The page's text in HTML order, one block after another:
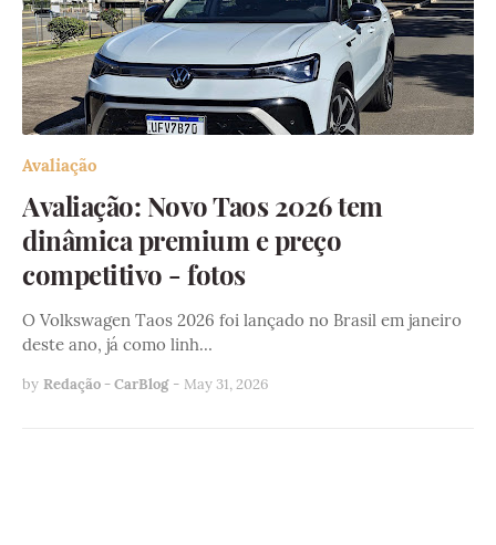
Avaliação
Avaliação: Novo Taos 2026 tem
dinâmica premium e preço
competitivo - fotos
O Volkswagen Taos 2026 foi lançado no Brasil em janeiro
deste ano, já como linh…
by Redação - CarBlog - May 31, 2026